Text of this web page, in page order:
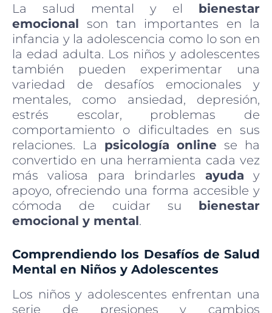
La salud mental y el bienestar
emocional son tan importantes en la
infancia y la adolescencia como lo son en
la edad adulta. Los niños y adolescentes
también pueden experimentar una
variedad de desafíos emocionales y
mentales, como ansiedad, depresión,
estrés escolar, problemas de
comportamiento o dificultades en sus
relaciones. La psicología online se ha
convertido en una herramienta cada vez
más valiosa para brindarles ayuda y
apoyo, ofreciendo una forma accesible y
cómoda de cuidar su bienestar
emocional y mental.
Comprendiendo los Desafíos de Salud
Mental en Niños y Adolescentes
Los niños y adolescentes enfrentan una
serie de presiones y cambios